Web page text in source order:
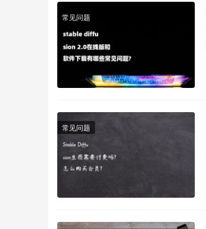
常见问题
常见问题